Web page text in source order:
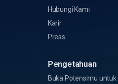
Hubungi Kami
Karir
Press
Pengetahuan
Buka Potensimu untuk